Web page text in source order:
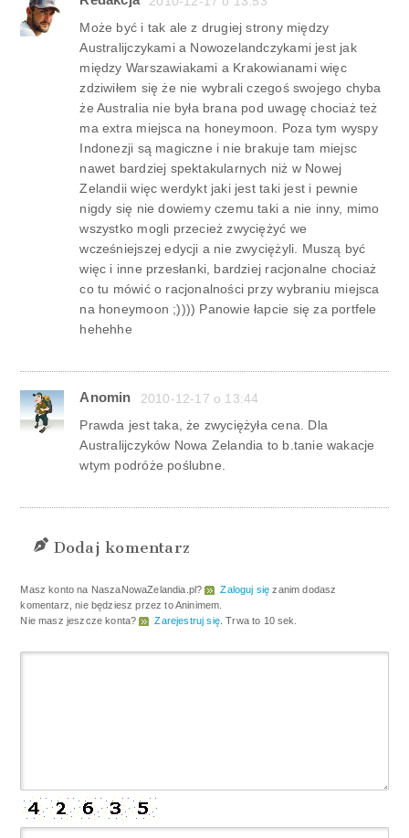
Może być i tak ale z drugiej strony między
Australijczykami a Nowozelandczykami jest jak
między Warszawiakami a Krakowianami więc
zdziwiłem się że nie wybrali czegoś swojego chyba
że Australia nie była brana pod uwagę chociaż też
ma extra miejsca na honeymoon. Poza tym wyspy
Indonezji są magiczne i nie brakuje tam miejsc
nawet bardziej spektakularnych niż w Nowej
Zelandii więc werdykt jaki jest taki jest i pewnie
nigdy się nie dowiemy czemu taki a nie inny, mimo
wszystko mogli przecież zwyciężyć we
wcześniejszej edycji a nie zwyciężyli. Muszą być
więc i inne przesłanki, bardziej racjonalne chociaż
co tu mówić o racjonalności przy wybraniu miejsca
na honeymoon ;)))) Panowie łapcie się za portfele
hehehhe
Anomin
2010-12-17 o 13:44
Prawda jest taka, że zwyciężyła cena. Dla
Australijczyków Nowa Zelandia to b.tanie wakacje
wtym podróże poślubne.
Dodaj komentarz
Masz konto na NaszaNowaZelandia.pl? Zaloguj się zanim dodasz
komentarz, nie będziesz przez to Aninimem.
Nie masz jeszcze konta?
Zarejestruj się. Trwa to 10 sek.